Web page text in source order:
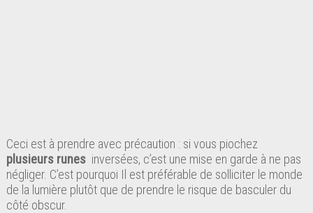
Ceci est à prendre avec précaution : si vous piochez
plusieurs runesinversées, c’est une mise en garde à ne pas
négliger. C’est pourquoi Il est préférable de solliciter le monde
de la lumière plutôt que de prendre le risque de basculer du
côté obscur.